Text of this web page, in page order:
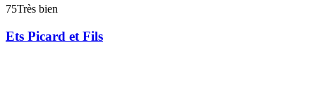
75Très bien
Ets Picard et Fils